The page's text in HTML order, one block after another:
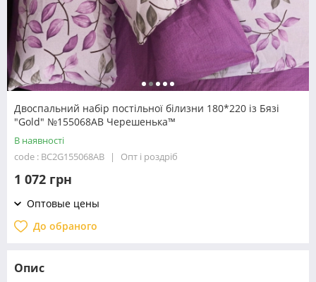
Двоспальний набір постільної білизни 180*220 із Бязі
"Gold" №155068AB Черешенька™
В наявності
code : BC2G155068AB
Опт і роздріб
1 072 грн
Оптовые цены
До обраного
Опис